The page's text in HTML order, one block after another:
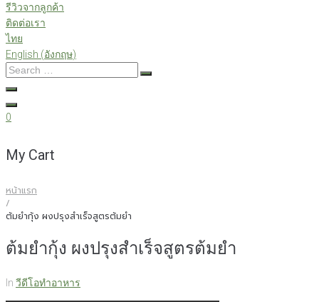
รีวิวจากลูกค้า
ติดต่อเรา
ไทย
English (อังกฤษ)
Search
…
0
My Cart
หน้าแรก
/
ต้มยำกุ้ง ผงปรุงสำเร็จสูตรต้มยำ
ต้มยำกุ้ง ผงปรุงสำเร็จสูตรต้มยำ
In วีดีโอทำอาหาร